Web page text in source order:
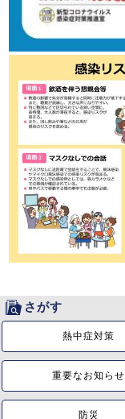
さがす
熱中症対策
重要なお知らせ
防災